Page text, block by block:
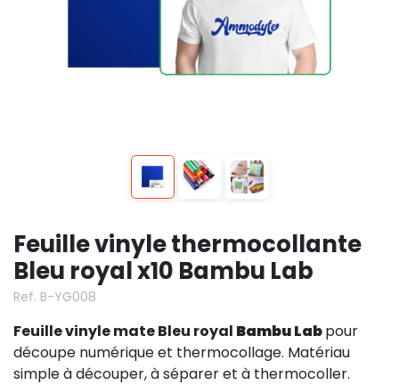
Feuille vinyle thermocollante
Bleu royal x10 Bambu Lab
Ref. B-YG008
Feuille vinyle mate Bleu royal Bambu Labpour
découpe numérique et thermocollage. Matériau
simple à découper, à séparer et à thermocoller.